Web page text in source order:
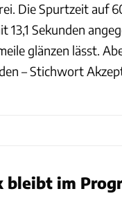
Die Spurtzeit auf
13,1 Sekunden
glänzen lässt.
– Stichwort
bleibt im